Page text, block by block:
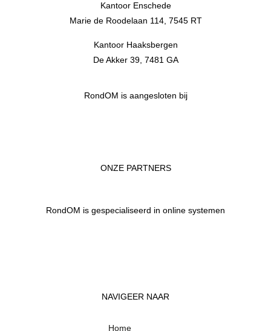
Kantoor Enschede
Marie de Roodelaan 114, 7545 RT
Kantoor Haaksbergen
De Akker 39, 7481 GA
RondOM is aangesloten bij
ONZE PARTNERS
RondOM is gespecialiseerd in online systemen
NAVIGEER NAAR
Home